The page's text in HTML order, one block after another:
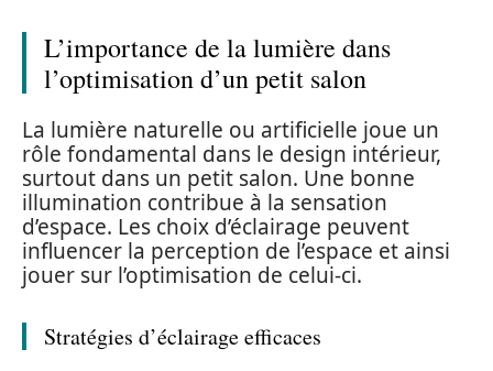
L’importance de la lumière dans
l’optimisation d’un petit salon
La lumière naturelle ou artificielle joue un
rôle fondamental dans le design intérieur,
surtout dans un petit salon. Une bonne
illumination contribue à la sensation
d’espace. Les choix d’éclairage peuvent
influencer la perception de l’espace et ainsi
jouer sur l’optimisation de celui-ci.
Stratégies d’éclairage efficaces